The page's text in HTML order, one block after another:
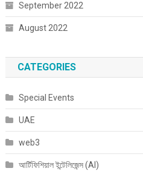
September 2022
August 2022
CATEGORIES
Special Events
UAE
web3
আর্টিফিশিয়াল ইন্টেলিজেন্স (AI)